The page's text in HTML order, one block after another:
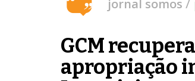
jornal somos
GCM
apropriação